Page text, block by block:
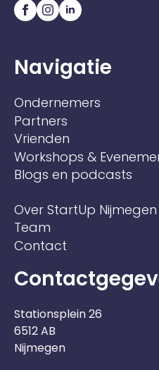
Navigatie
Ondernemers
Partners
Vrienden
Workshops &
Blogs en podcasts
Over StartUp Nijmegen
Team
Contact
Stationsplein 26
6512 AB
Nijmegen